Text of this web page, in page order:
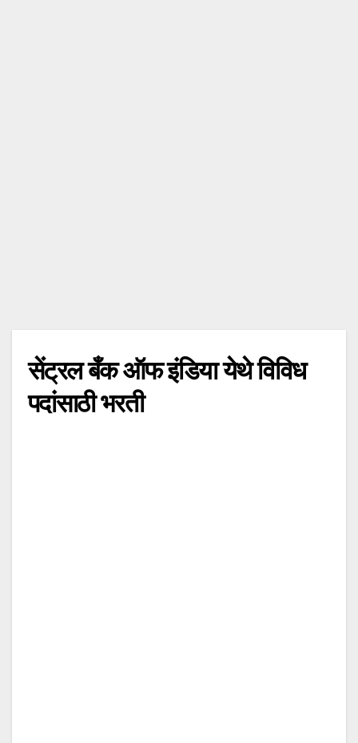
सेंट्रल बँक ऑफ इंडिया येथे विविध
पदांसाठी भरती